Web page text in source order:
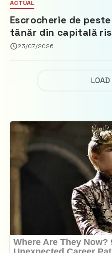
ACTUAL
Escrocherie de
tânăr din capitală
închisoare
23/07/2026
LOAD